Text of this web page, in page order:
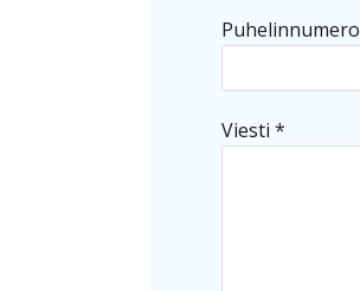
Puhelinnumero
Viesti *